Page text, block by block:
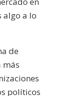
algo a lo
de
más
políticos